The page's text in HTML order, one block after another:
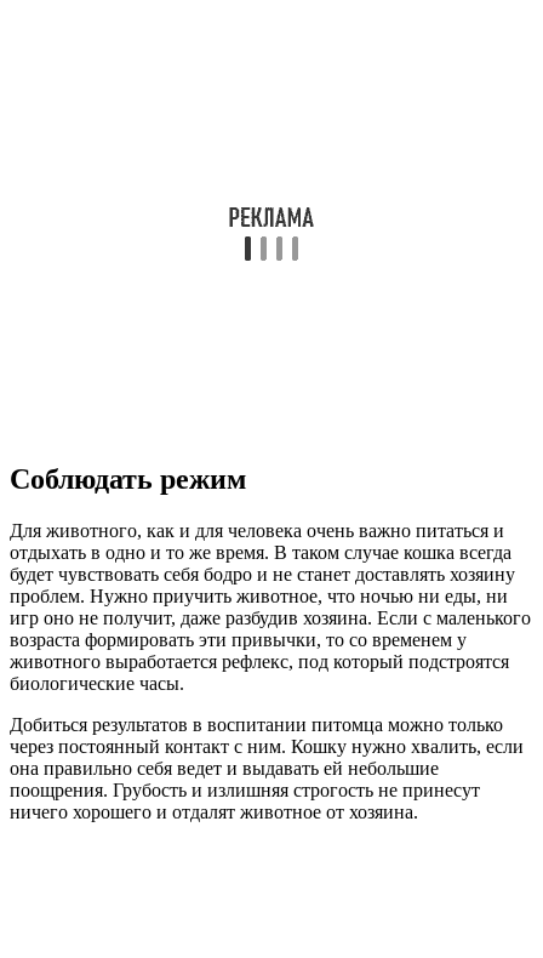
Соблюдать режим
Для животного, как и для человека очень важно питаться и
отдыхать в одно и то же время. В таком случае кошка всегда
будет чувствовать себя бодро и не станет доставлять хозяину
проблем. Нужно приучить животное, что ночью ни еды, ни
игр оно не получит, даже разбудив хозяина. Если с маленького
возраста формировать эти привычки, то со временем у
животного выработается рефлекс, под который подстроятся
биологические часы.
Добиться результатов в воспитании питомца можно только
через постоянный контакт с ним. Кошку нужно хвалить, если
она правильно себя ведет и выдавать ей небольшие
поощрения. Грубость и излишняя строгость не принесут
ничего хорошего и отдалят животное от хозяина.